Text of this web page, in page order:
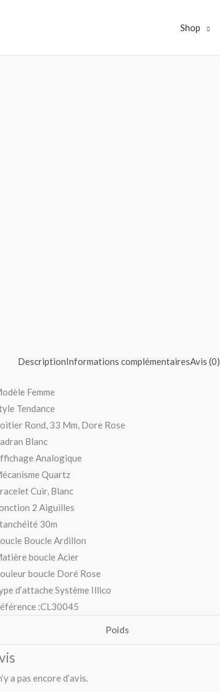
Shop
DescriptionInformations complémentairesAvis (0)
Femme
Tendance
Rond, 33 Mm, Dore Rose
Blanc
Analogique
Quartz
Cuir, Blanc
2 Aiguilles
30m
Boucle Ardillon
boucle Acier
boucle Doré Rose
d’attache Système Illico
:CL30045
Poids
a pas encore d’avis.